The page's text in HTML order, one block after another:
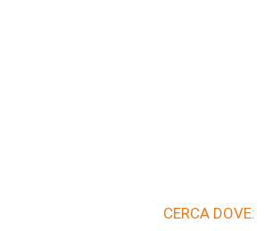
CERCA DOVE: